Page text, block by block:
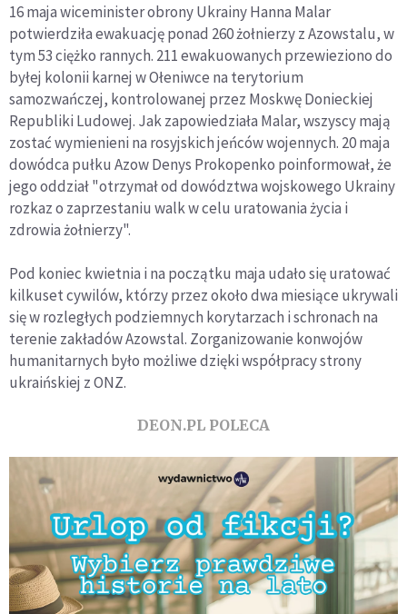
16 maja wiceminister obrony Ukrainy Hanna Malar
potwierdziła ewakuację ponad 260 żołnierzy z Azowstalu, w
tym 53 ciężko rannych. 211 ewakuowanych przewieziono do
byłej kolonii karnej w Ołeniwce na terytorium
samozwańczej, kontrolowanej przez Moskwę Donieckiej
Republiki Ludowej. Jak zapowiedziała Malar, wszyscy mają
zostać wymienieni na rosyjskich jeńców wojennych. 20 maja
dowódca pułku Azow Denys Prokopenko poinformował, że
jego oddział "otrzymał od dowództwa wojskowego Ukrainy
rozkaz o zaprzestaniu walk w celu uratowania życia i
zdrowia żołnierzy".
Pod koniec kwietnia i na początku maja udało się uratować
kilkuset cywilów, którzy przez około dwa miesiące ukrywali
się w rozległych podziemnych korytarzach i schronach na
terenie zakładów Azowstal. Zorganizowanie konwojów
humanitarnych było możliwe dzięki współpracy strony
ukraińskiej z ONZ.
DEON.PL POLECA